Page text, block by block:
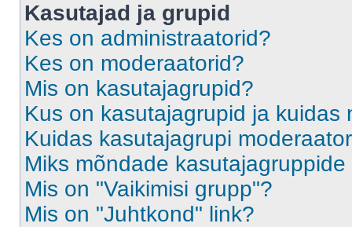
Kasutajad ja grupid
Kes on administraatorid?
Kes on moderaatorid?
Mis on kasutajagrupid?
Kus on kasutajagrupid ja kuidas
Kuidas kasutajagrupi
Miks mõndade
Mis on "Vaikimisi grupp"?
Mis on "Juhtkond" link?